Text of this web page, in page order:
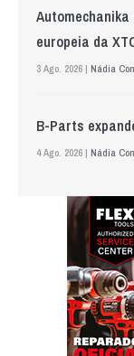
europeia da
3 Ago. 2026 | Nádia
B-Parts
4 Ago. 2026 | Nádia